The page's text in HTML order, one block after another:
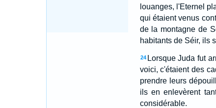
louanges, l'Eternel
qui étaient venus
de la montagne de
habitants de Séir, ils
24 Lorsque Juda fut
voici, c'étaient des
prendre leurs
ils en enlevèrent
considérable.